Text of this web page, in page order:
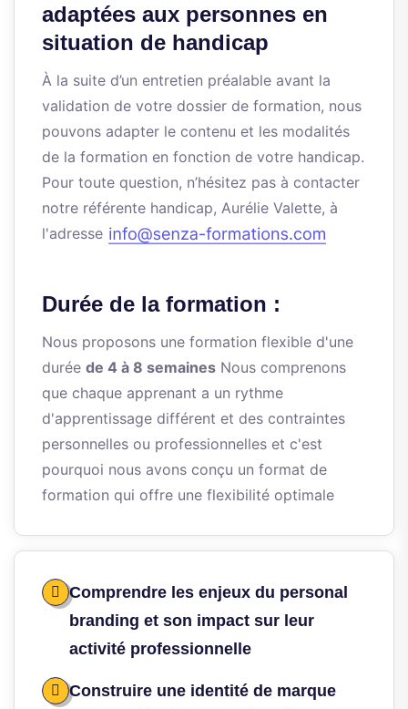
adaptées aux personnes en
situation de handicap
À la suite d’un entretien préalable avant la
validation de votre dossier de formation, nous
pouvons adapter le contenu et les modalités
de la formation en fonction de votre handicap.
Pour toute question, n’hésitez pas à contacter
notre référente handicap, Aurélie Valette, à
l'adresse
Durée de la formation :
Nous proposons une formation flexible d'une
durée de 4 à 8 semaines Nous comprenons
que chaque apprenant a un rythme
d'apprentissage différent et des contraintes
personnelles ou professionnelles et c'est
pourquoi nous avons conçu un format de
formation qui offre une flexibilité optimale
Comprendre les enjeux du personal
branding et son impact sur leur
activité professionnelle
Construire une identité de marque